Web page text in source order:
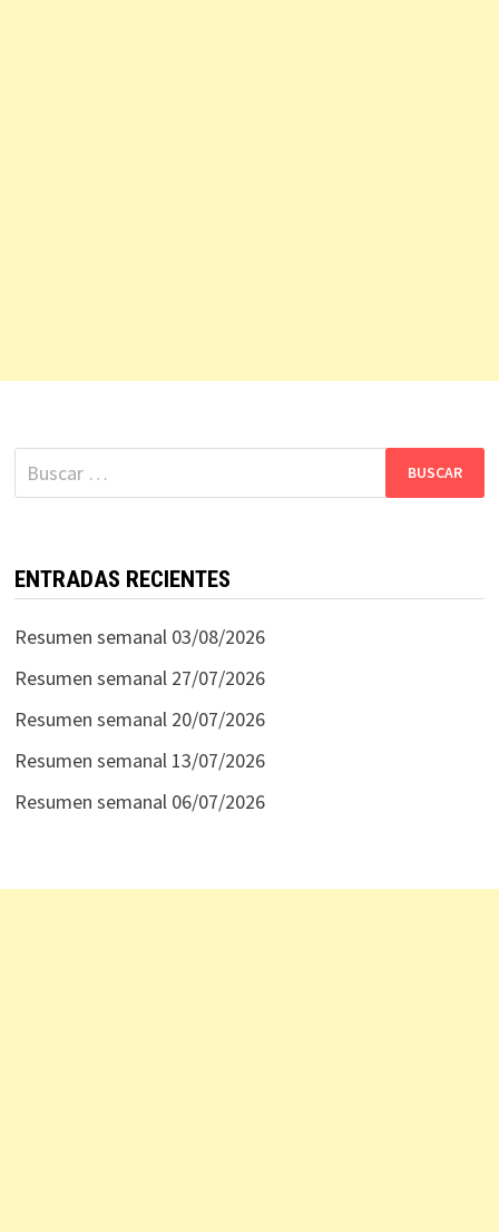
Buscar:
ENTRADAS RECIENTES
Resumen semanal 03/08/2026
Resumen semanal 27/07/2026
Resumen semanal 20/07/2026
Resumen semanal 13/07/2026
Resumen semanal 06/07/2026